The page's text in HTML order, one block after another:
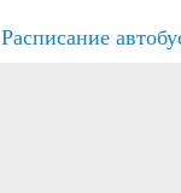
Расписание